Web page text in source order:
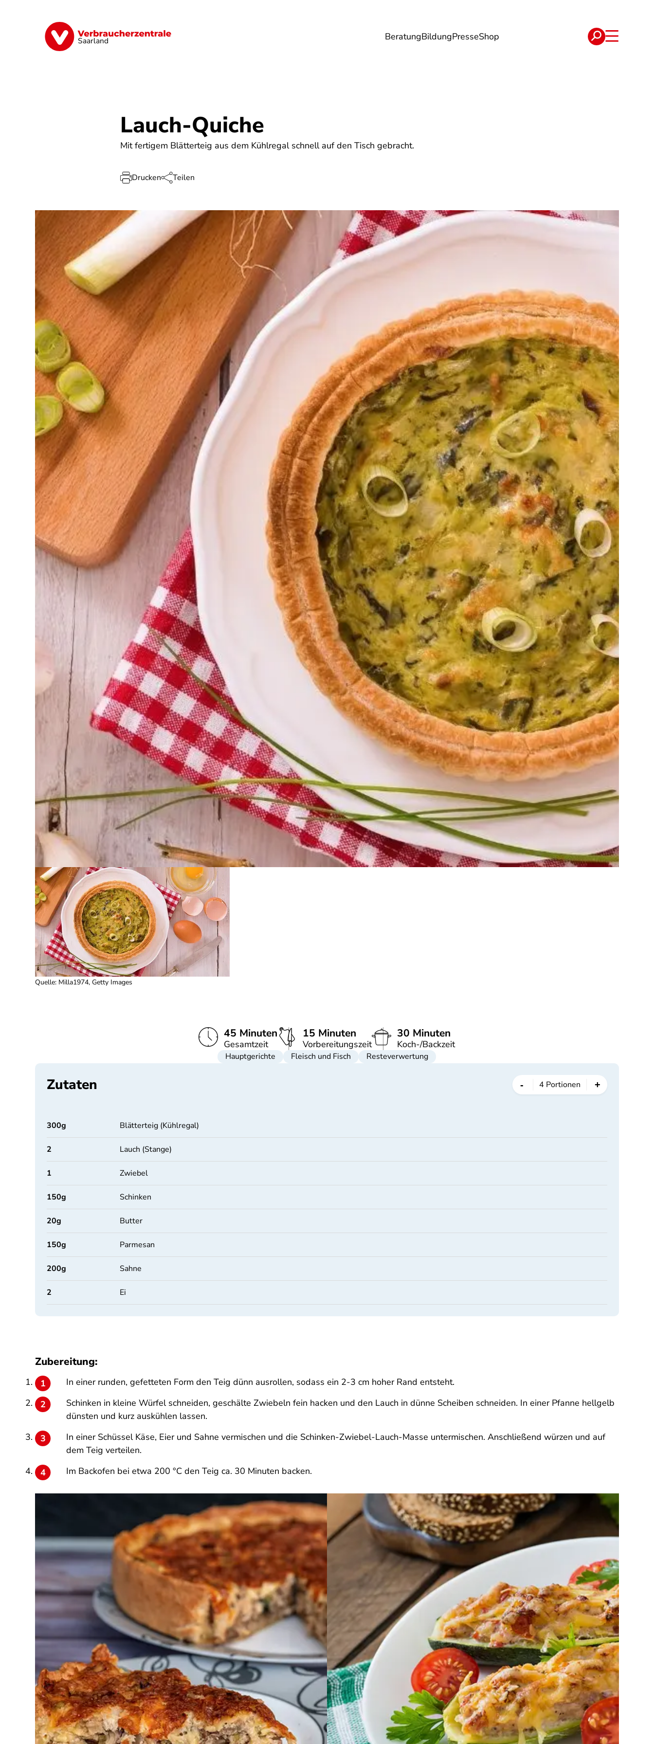
Saarland BeratungBildungPresseShop
Digitales Energie Finanzen Umwelt Verträge
Lauch-Quiche
Mit fertigem Blätterteig aus dem Kühlregal schnell auf den Tisch gebracht.
Drucken Teilen
Quelle: Milla1974, Getty Images
45 Minuten
Gesamtzeit
15 Minuten
Vorbereitungszeit
30 Minuten
Koch-/Backzeit
Hauptgerichte Fleisch und Fisch Resteverwertung
Zutaten - 4 Portionen +
300g Blätterteig (Kühlregal)
2 Lauch (Stange)
1 Zwiebel
150g Schinken
20g Butter
150g Parmesan
200g Sahne
2 Ei
Zubereitung:
In einer runden, gefetteten Form den Teig dünn ausrollen, sodass ein 2-3 cm hoher Rand entsteht.
Schinken in kleine Würfel schneiden, geschälte Zwiebeln fein hacken und den Lauch in dünne Scheiben schneiden. In einer Pfanne hellgelb
dünsten und kurz auskühlen lassen.
In einer Schüssel Käse, Eier und Sahne vermischen und die Schinken-Zwiebel-Lauch-Masse untermischen. Anschließend würzen und auf
dem Teig verteilen.
Im Backofen bei etwa 200 °C den Teig ca. 30 Minuten backen.